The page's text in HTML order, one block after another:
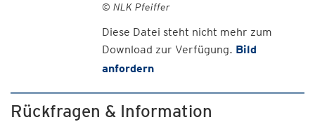
© NLK Pfeiffer
Diese Datei steht nicht mehr zum
Download zur Verfügung. Bild
anfordern
Rückfragen & Information